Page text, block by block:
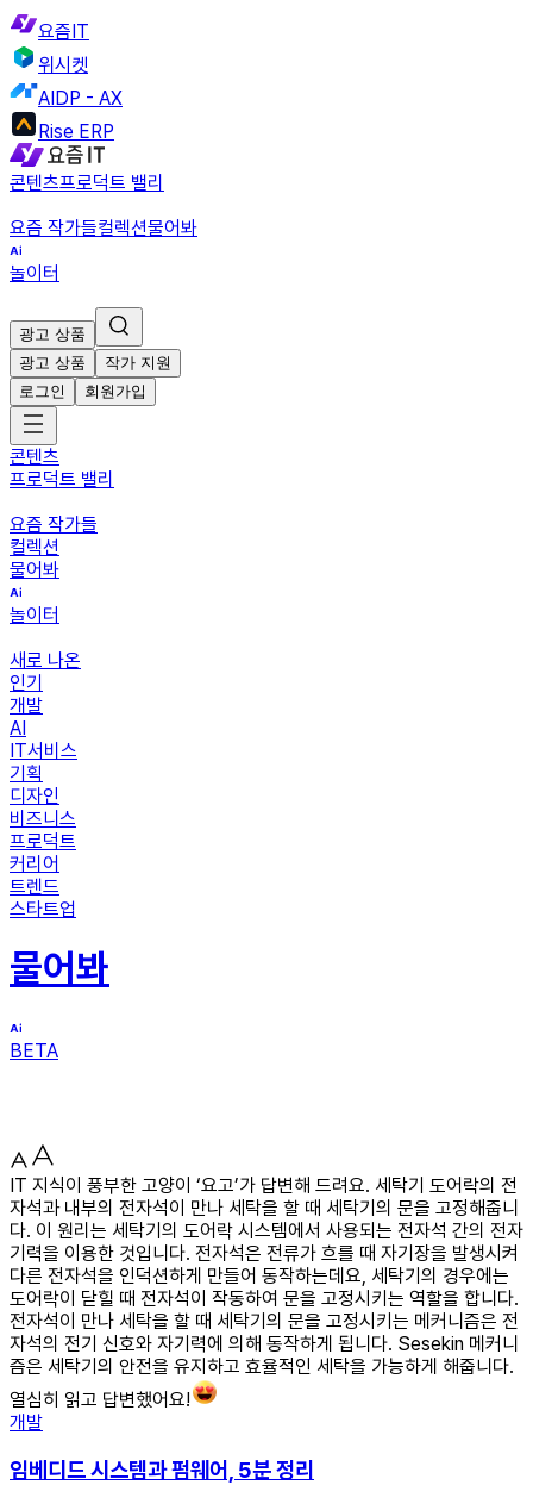
요즘IT
위시켓
AIDP - AX
Rise ERP
콘텐츠프로덕트 밸리
요즘 작가들컬렉션물어봐
놀이터
광고 상품
광고 상품
작가 지원
로그인
회원가입
콘텐츠
프로덕트 밸리
요즘 작가들
컬렉션
물어봐
놀이터
새로 나온
인기
개발
AI
IT서비스
기획
디자인
비즈니스
프로덕트
커리어
트렌드
스타트업
물어봐
BETA
IT 지식이 풍부한 고양이 ‘요고’가 답변해 드려요. 세탁기 도어락의 전
자석과 내부의 전자석이 만나 세탁을 할 때 세탁기의 문을 고정해줍니
다. 이 원리는 세탁기의 도어락 시스템에서 사용되는 전자석 간의 전자
기력을 이용한 것입니다. 전자석은 전류가 흐를 때 자기장을 발생시켜
다른 전자석을 인덕션하게 만들어 동작하는데요, 세탁기의 경우에는
도어락이 닫힐 때 전자석이 작동하여 문을 고정시키는 역할을 합니다.
전자석이 만나 세탁을 할 때 세탁기의 문을 고정시키는 메커니즘은 전
자석의 전기 신호와 자기력에 의해 동작하게 됩니다. Sesekin 메커니
즘은 세탁기의 안전을 유지하고 효율적인 세탁을 가능하게 해줍니다.
열심히 읽고 답변했어요!
개발
임베디드 시스템과 펌웨어, 5분 정리